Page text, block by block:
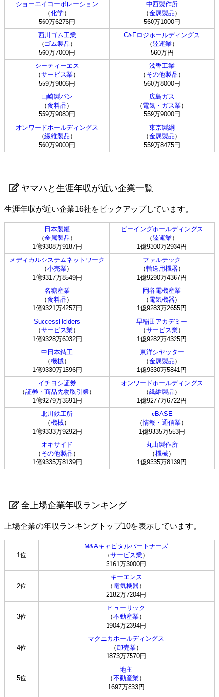
ショーエイコーポレーション
（化学）
560万6276円
中西製作所
（金属製品 ）
560万1000円
西川ゴム工業
（ ゴム製品 ）
560万7000円
C&Fロジホールディングス
（ 陸運業）
560万円
シーティーエス
（サービス業）
559万9806円
浅香工業
（ その他製品 ）
560万8000円
山崎製パン
（食料品 ）
559万9080円
広島ガス
（ 電気・ガス業）
559万9000円
オンワードホールディングス
（繊維製品 ）
560万9000円
東京製綱
（金属製品 ）
559万8475円
ヤマハと生涯年収が近い企業一覧
生涯年収が近い企業16社をピックアップしています。
日本製罐
（金属製品 ）
1億9308万9187円
ビーイングホールディングス
（ 陸運業）
1億9300万2934円
メディカルシステムネットワーク
（小売業）
1億9317万8549円
ファルテック
（輸送用機器）
1億9290万4367円
名糖産業
（食料品 ）
1億9321万4257円
岡谷電機産業
（ 電気機器）
1億9283万2655円
SuccessHolders
（サービス業）
1億9328万6032円
早稲田アカデミー
（サービス業）
1億9282万4325円
中日本鋳工
（機械）
1億9330万1596円
東洋シヤッター
（金属製品 ）
1億9330万5841円
イチヨシ証券
（証券・商品先物取引業）
1億9279万3691円
オンワードホールディングス
（繊維製品 ）
1億9277万6722円
北川鉄工所
（機械）
1億9333万9292円
eBASE
（情報・通信業）
1億9335万553円
オキサイド
（ その他製品 ）
1億9335万8139円
丸山製作所
（機械）
1億9335万8139円
全上場企業年収ランキング
上場企業の年収ランキングトップ10を表示しています。
1位
M&Aキャピタルパートナーズ
（サービス業）
3161万3000円
2位
キーエンス
（ 電気機器）
2182万7204円
3位
ヒューリック
（不動産業）
1904万2394円
4位
マクニカホールディングス
（卸売業）
1873万7570円
5位
地主
（不動産業）
1697万833円